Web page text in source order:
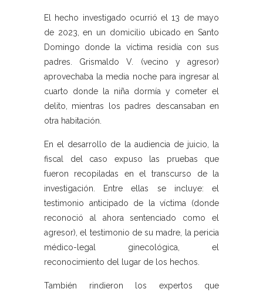
El hecho investigado ocurrió el 13 de mayo
de 2023, en un domicilio ubicado en Santo
Domingo donde la víctima residía con sus
padres. Grismaldo V. (vecino y agresor)
aprovechaba la media noche para ingresar al
cuarto donde la niña dormía y cometer el
delito, mientras los padres descansaban en
otra habitación.
En el desarrollo de la audiencia de juicio, la
fiscal del caso expuso las pruebas que
fueron recopiladas en el transcurso de la
investigación. Entre ellas se incluye: el
testimonio anticipado de la víctima (donde
reconoció al ahora sentenciado como el
agresor), el testimonio de su madre, la pericia
médico-legal ginecológica, el
reconocimiento del lugar de los hechos.
También rindieron los expertos que